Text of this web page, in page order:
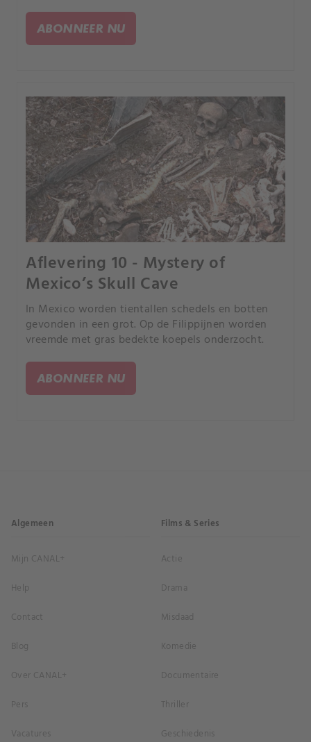
ABONNEER NU
Aflevering 10 - Mystery of
Mexico’s Skull Cave
In Mexico worden tientallen schedels en botten
gevonden in een grot. Op de Filippijnen worden
vreemde met gras bedekte koepels onderzocht.
ABONNEER NU
Algemeen
Mijn CANAL+
Help
Contact
Blog
Over CANAL+
Pers
Vacatures
Films & Series
Actie
Drama
Misdaad
Komedie
Documentaire
Thriller
Geschiedenis